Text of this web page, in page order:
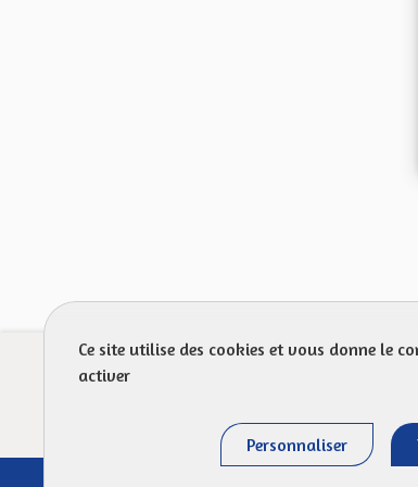
Ce site utilise des cookies et vous donne le
activer
Personnaliser